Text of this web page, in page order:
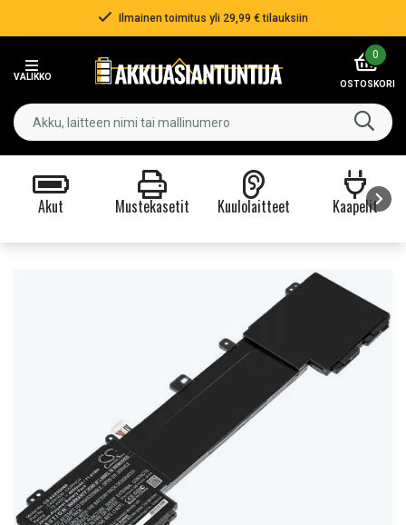
Ilmainen toimitus yli 29,99 € tilauksiin
VALIKKO
0
OSTOSKORI
Akut Mustekasetit Kuulolaitteet Kaapelit